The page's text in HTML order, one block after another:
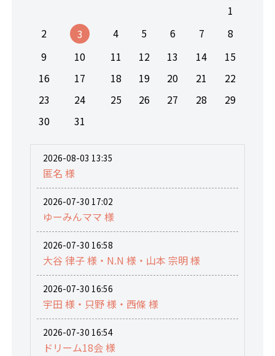
1
2
3 4 5 6 7
8
9
10 11 12 13 14
15
16
17 18 19 20 21
22
23
24 25 26 27 28
29
30
31
2026-08-03 13:35
匿名 様
2026-07-30 17:02
ゆーみんママ 様
2026-07-30 16:58
大谷 律子 様・N.N 様・山本 宗明 様
2026-07-30 16:56
宇田 様・只野 様・西條 様
2026-07-30 16:54
ドリーム18会 様